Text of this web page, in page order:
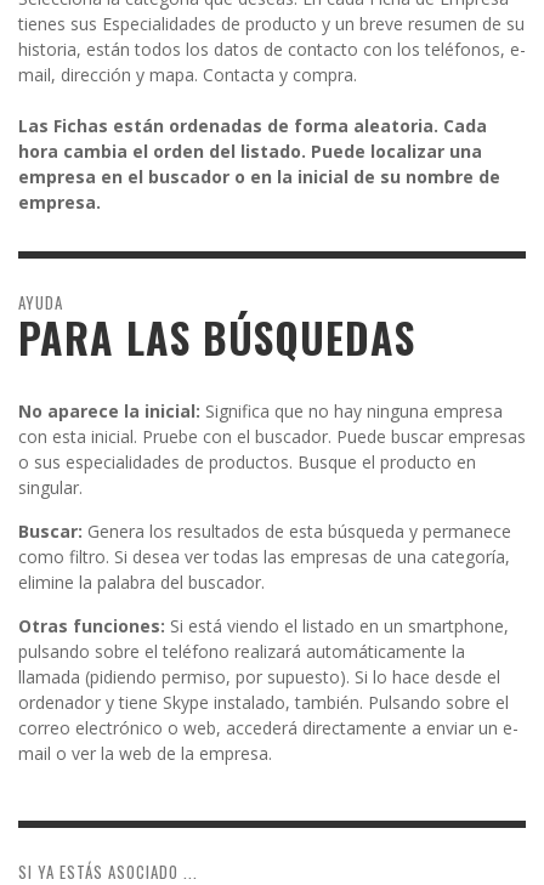
tienes sus Especialidades de producto y un breve resumen de su
historia, están todos los datos de contacto con los teléfonos, e-
mail, dirección y mapa. Contacta y compra.
Las Fichas están ordenadas de forma aleatoria. Cada
hora cambia el orden del listado. Puede localizar una
empresa en el buscador o en la inicial de su nombre de
empresa.
AYUDA
PARA LAS BÚSQUEDAS
No aparece la inicial: Significa que no hay ninguna empresa
con esta inicial. Pruebe con el buscador. Puede buscar empresas
o sus especialidades de productos. Busque el producto en
singular.
Buscar: Genera los resultados de esta búsqueda y permanece
como filtro. Si desea ver todas las empresas de una categoría,
elimine la palabra del buscador.
Otras funciones: Si está viendo el listado en un smartphone,
pulsando sobre el teléfono realizará automáticamente la
llamada (pidiendo permiso, por supuesto). Si lo hace desde el
ordenador y tiene Skype instalado, también. Pulsando sobre el
correo electrónico o web, accederá directamente a enviar un e-
mail o ver la web de la empresa.
SI YA ESTÁS ASOCIADO ...